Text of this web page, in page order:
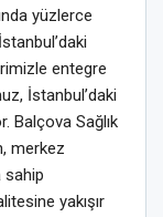
yüzlerce
entegre
İstanbul’daki
Balçova Sağlık
merkez
sahip
yakışır